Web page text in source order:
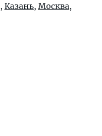
, Казань, Москва,